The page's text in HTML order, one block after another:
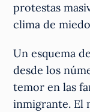
protestas
clima de
Un esquema
desde los
temor en las
inmigrante. El